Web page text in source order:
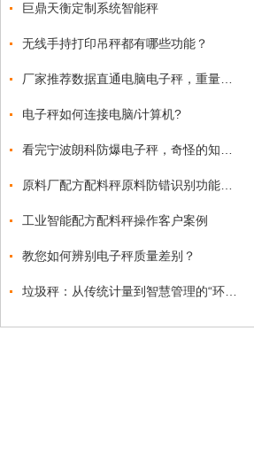
巨鼎天衡定制系统智能秤
无线手持打印吊秤都有哪些功能？
电子秤如何连接电脑/计算机?
工业智能配方配料秤操作客户案例
教您如何辨别电子秤质量差别？